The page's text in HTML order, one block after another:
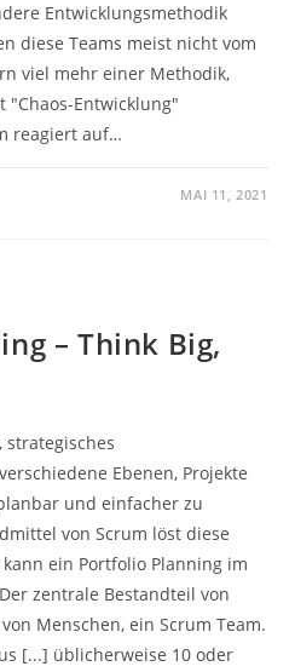
Entwicklungsmethodik
diese Teams meist nicht vom
viel mehr einer Methodik,
"Chaos-Entwicklung"
reagiert auf…
MAI 11, 2021
– Think Big,
strategisches
Ebenen, Projekte
und einfacher zu
von Scrum löst diese
ein Portfolio Planning im
zentrale Bestandteil von
Menschen, ein Scrum Team.
[...] üblicherweise 10 oder